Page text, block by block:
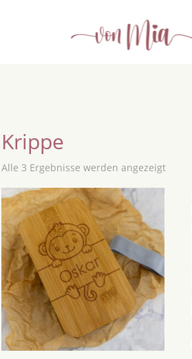
Krippe
Alle 3 Ergebnisse werden angezeigt